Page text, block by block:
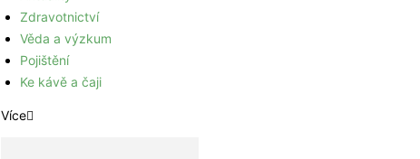
Zdravotnictví
Věda a výzkum
Pojištění
Ke kávě a čaji
Více